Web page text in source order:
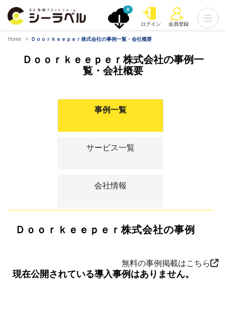
0
ログイン 会員登録
Home Ｄｏｏｒｋｅｅｐｅｒ株式会社の事例一覧・会社概要
Ｄｏｏｒｋｅｅｐｅｒ株式会社の事例一
覧・会社概要
事例一覧
サービス一覧
会社情報
Ｄｏｏｒｋｅｅｐｅｒ株式会社の事例
無料の事例掲載はこちら
現在公開されている導入事例はありません。